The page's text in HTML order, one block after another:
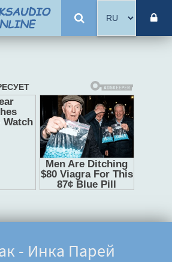
- Инка Парей